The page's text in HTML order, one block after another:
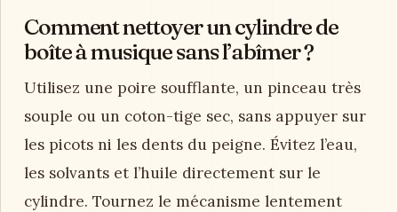
Comment nettoyer un cylindre de
boîte à musique sans l’abîmer ?
Utilisez une poire soufflante, un pinceau très
souple ou un coton-tige sec, sans appuyer sur
les picots ni les dents du peigne. Évitez l’eau,
les solvants et l’huile directement sur le
cylindre. Tournez le mécanisme lentement